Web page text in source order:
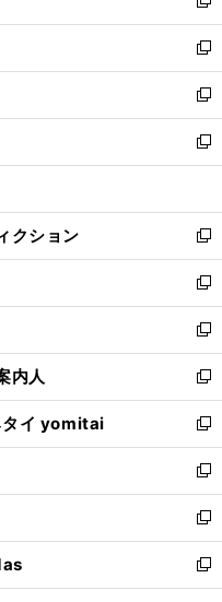
ン
ド
ウ
で
開
く
い
ウ
ィ
ン
ド
ウ
で
開
新
し
い
ウ
ィ
ン
ド
ウ
開
く
新
し
い
ウ
ィ
ン
ウ
で
開
く
新
し
い
ウ
ン
ド
ウ
で
開
く
新
し
ウ
ィ
ン
ド
ウ
で
開
く
クション
新
し
い
ウ
ィ
ン
ド
ウ
で
開
く
新
し
い
ウ
ィ
ン
ド
ウ
で
開
く
新
し
い
ウ
ィ
ン
ド
ウ
で
開
く
内人
新
し
い
ウ
ィ
ン
ド
ウ
で
開
タイ yomitai
新
し
い
ウ
ィ
ン
ド
ウ
新
し
い
ウ
ィ
ン
新
し
い
ウ
新
し